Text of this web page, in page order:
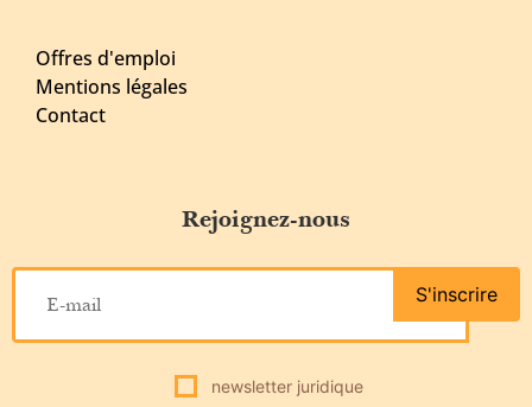
Offres d'emploi
Mentions légales
Contact
Rejoignez-nous
newsletter juridique
S'inscrire